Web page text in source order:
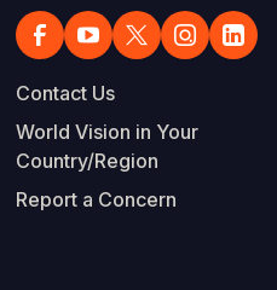
Contact Us
World Vision in Your
Country/Region
Report a Concern